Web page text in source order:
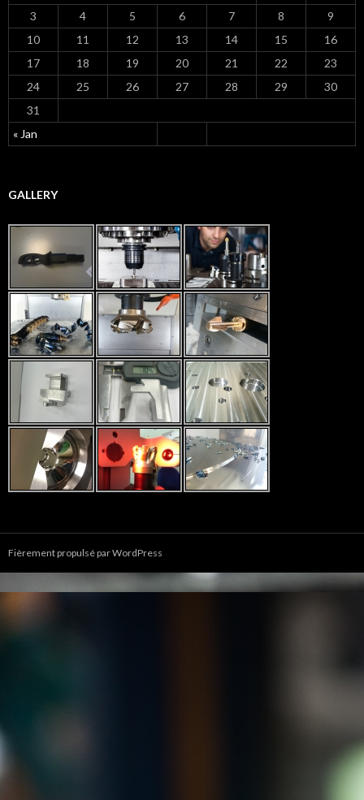
« Jan
3
4 5 6 7 8
9
10
11 12 13 14 15
16
17
18 19 20 21 22
23
24
25 26 27 28 29
30
31
GALLERY
Fièrement propulsé par WordPress